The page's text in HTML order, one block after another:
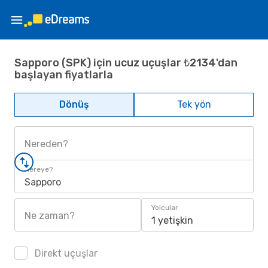
Sapporo (SPK) için ucuz uçuşlar ₺2134'dan
başlayan fiyatlarla
Dönüş Tek yön
Nereden?
Nereye?
Sapporo
Ne zaman?
Yolcular
1 yetişkin
Direkt uçuşlar